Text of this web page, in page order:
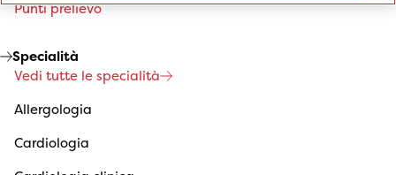
Punti prelievo
Specialità
Vedi tutte le specialità
Allergologia
Cardiologia